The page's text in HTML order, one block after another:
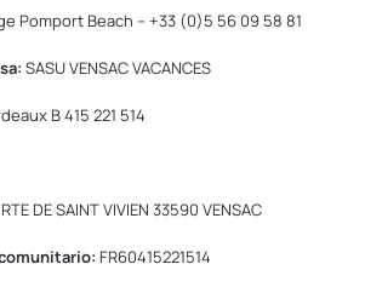
Pomport Beach – +33 (0)5 56 09 58 81
SASU VENSAC VACANCES
B 415 221 514
DE SAINT VIVIEN 33590 VENSAC
FR60415221514